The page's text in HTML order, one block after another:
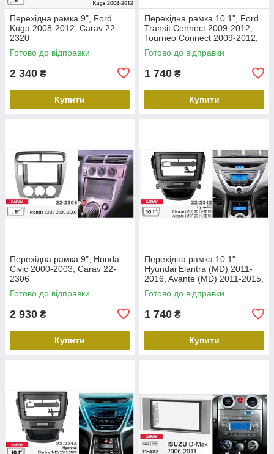
Перехідна рамка 9", Ford
Kuga 2008-2012, Carav 22-
2320
Готово до відправки
2 340 ₴
Купити
Перехідна рамка 10.1", Ford
Transit Connect 2009-2012,
Tourneo Connect 2009-2012,
Carav 22-2305
Готово до відправки
1 740 ₴
Купити
Перехідна рамка 9", Honda
Civic 2000-2003, Carav 22-
2306
Готово до відправки
2 930 ₴
Купити
Перехідна рамка 10.1",
Hyundai Elantra (MD) 2011-
2016, Avante (MD) 2011-2015,
Carav 22-2312
Готово до відправки
1 740 ₴
Купити